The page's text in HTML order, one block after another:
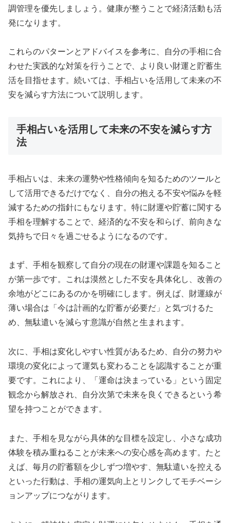
調管理を優先しましょう。健康が整うことで経済活動も活
発になります。
これらのパターンとアドバイスを参考に、自分の手相に合
わせた実践的な対策を行うことで、より良い財運と貯蓄生
活を目指せます。続いては、手相占いを活用して未来の不
安を減らす方法について説明します。
手相占いを活用して未来の不安を減らす方
法
手相占いは、未来の運勢や性格傾向を知るためのツールと
して活用できるだけでなく、自分の抱える不安や悩みを軽
減するための指針にもなります。特に財運や貯蓄に関する
手相を理解することで、経済的な不安を和らげ、前向きな
気持ちで日々を過ごせるようになるのです。
まず、手相を観察して自分の現在の財運や課題を知ること
が第一歩です。これは漠然とした不安を具体化し、改善の
余地がどこにあるのかを明確にします。例えば、財運線が
薄い場合は「今は計画的な貯蓄が必要だ」と気づけるた
め、無駄遣いを減らす意識が自然と生まれます。
次に、手相は変化しやすい性質があるため、自分の努力や
環境の変化によって運気も変わることを認識することが重
要です。これにより、「運命は決まっている」という固定
観念から解放され、自分次第で未来を良くできるという希
望を持つことができます。
また、手相を見ながら具体的な目標を設定し、小さな成功
体験を積み重ねることが未来への安心感を高めます。たと
えば、毎月の貯蓄額を少しずつ増やす、無駄遣いを控える
といった行動は、手相の運気向上とリンクしてモチベーシ
ョンアップにつながります。